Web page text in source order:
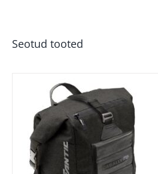
Seotud tooted